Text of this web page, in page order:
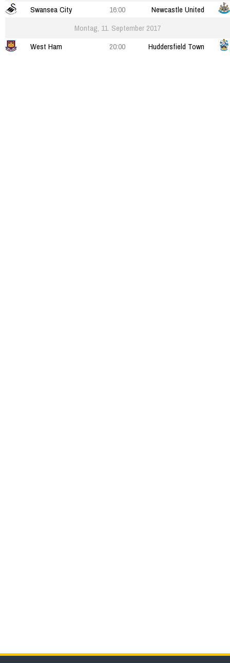
Swansea City
16:00
Newcastle United
Montag, 11. September 2017
West Ham
20:00 Huddersfield Town